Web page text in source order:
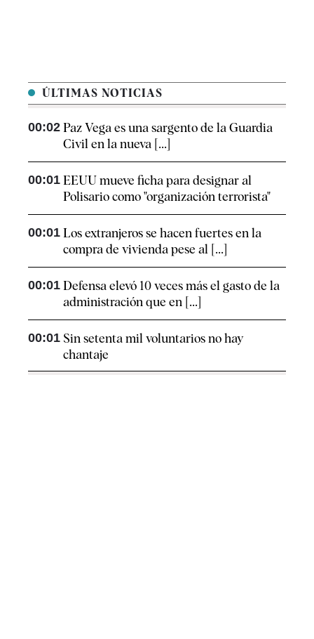
ÚLTIMAS NOTICIAS
00:02 Paz Vega es una sargento de la Guardia
Civil en la nueva [...]
00:01 EEUU mueve ficha para designar al
Polisario como "organización terrorista"
00:01 Los extranjeros se hacen fuertes en la
compra de vivienda pese al [...]
00:01 Defensa elevó 10 veces más el gasto de la
administración que en [...]
00:01 Sin setenta mil voluntarios no hay
chantaje